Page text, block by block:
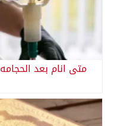
متى انام بعد الحجامه